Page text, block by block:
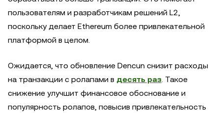
пользователям и разработчикам решений L2,
поскольку делает Ethereum более привлекательной
платформой в целом.
Ожидается, что обновление Dencun снизит расходы
на транзакции с ролапами в десять раз. Такое
снижение улучшит финансовое обоснование и
популярность ролапов, повысив привлекательность